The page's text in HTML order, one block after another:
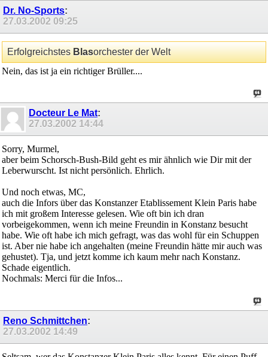
Dr. No-Sports:
27.03.2002 09:25
ErfolgreichstesBlasorchester der Welt
Nein, das ist ja ein richtiger Brüller....
Docteur Le Mat:
27.03.2002 14:44
Sorry, Murmel,
aber beim Schorsch-Bush-Bild geht es mir ähnlich wie Dir mit der
Leberwurscht. Ist nicht persönlich. Ehrlich.
Und noch etwas, MC,
auch die Infors über das Konstanzer Etablissement Klein Paris habe
ich mit großem Interesse gelesen. Wie oft bin ich dran
vorbeigekommen, wenn ich meine Freundin in Konstanz besucht
habe. Wie oft habe ich mich gefragt, was das wohl für ein Schuppen
ist. Aber nie habe ich angehalten (meine Freundin hätte mir auch was
gehustet). Tja, und jetzt komme ich kaum mehr nach Konstanz.
Schade eigentlich.
Nochmals: Merci für die Infos...
Reno Schmittchen:
27.03.2002 14:49